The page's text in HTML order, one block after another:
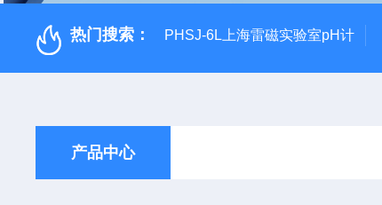
热门搜索： PHSJ-6L上海雷磁实验室pH计
产品中心